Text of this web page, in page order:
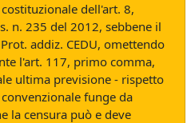
dell'art. 8,
n. 235 del 2012, sebbene il
addiz. CEDU, omettendo
l'art. 117, primo comma,
ultima previsione - rispetto
funge da
la censura può e deve